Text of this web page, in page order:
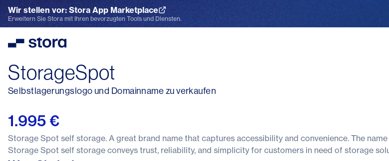
Wir stellen vor: Stora App Marketplace
App Marketplace entdecken
Erweitern Sie Stora mit Ihren bevorzugten Tools und Diensten.
Stora
StorageSpot
Selbstlagerungslogo und Domainname zu verkaufen
1.995 €
Storage Spot self storage. A great brand name that captures accessibility and convenience. The
Storage Spot self storage conveys trust, reliability, and simplicity for customers in need of storage